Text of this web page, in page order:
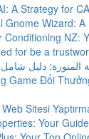
A Strategy for
Gnome Wizard:
Conditioning NZ:
for be a
Game Đổi
Sitesi
Your